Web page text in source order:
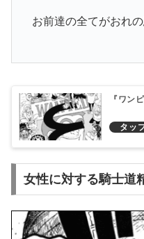
お前達の全てがおれ
『ワン
女性に対する騎士道